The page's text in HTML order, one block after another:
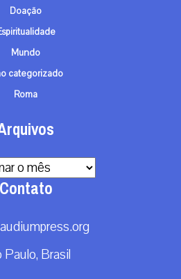
Doação
Mundo
categorizado
Roma
Paulo, Brasil